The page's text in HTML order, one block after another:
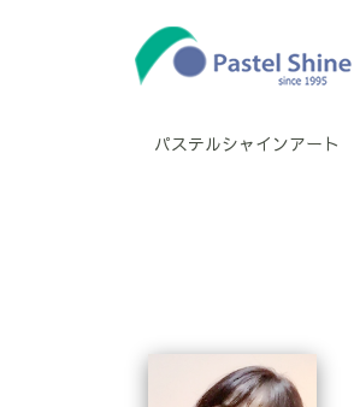
パステルシャインアート